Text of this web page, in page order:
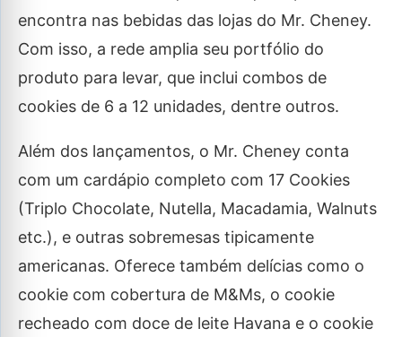
encontra nas bebidas das lojas do Mr. Cheney.
Com isso, a rede amplia seu portfólio do
produto para levar, que inclui combos de
cookies de 6 a 12 unidades, dentre outros.
Além dos lançamentos, o Mr. Cheney conta
com um cardápio completo com 17 Cookies
(Triplo Chocolate, Nutella, Macadamia, Walnuts
etc.), e outras sobremesas tipicamente
americanas. Oferece também delícias como o
cookie com cobertura de M&Ms, o cookie
recheado com doce de leite Havana e o cookie